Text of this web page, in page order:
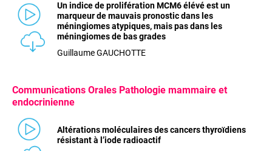
Un indice de prolifération MCM6 élévé est un
marqueur de mauvais pronostic dans les
méningiomes atypiques, mais pas dans les
méningiomes de bas grades
Guillaume GAUCHOTTE
Communications Orales Pathologie mammaire et
endocrinienne
Altérations moléculaires des cancers thyroïdiens
résistant à l’iode radioactif